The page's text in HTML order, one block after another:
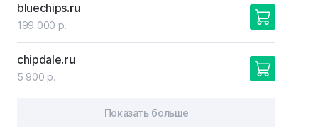
bluechips.ru
199 000 р.
chipdale.ru
5 900 р.
Показать больше